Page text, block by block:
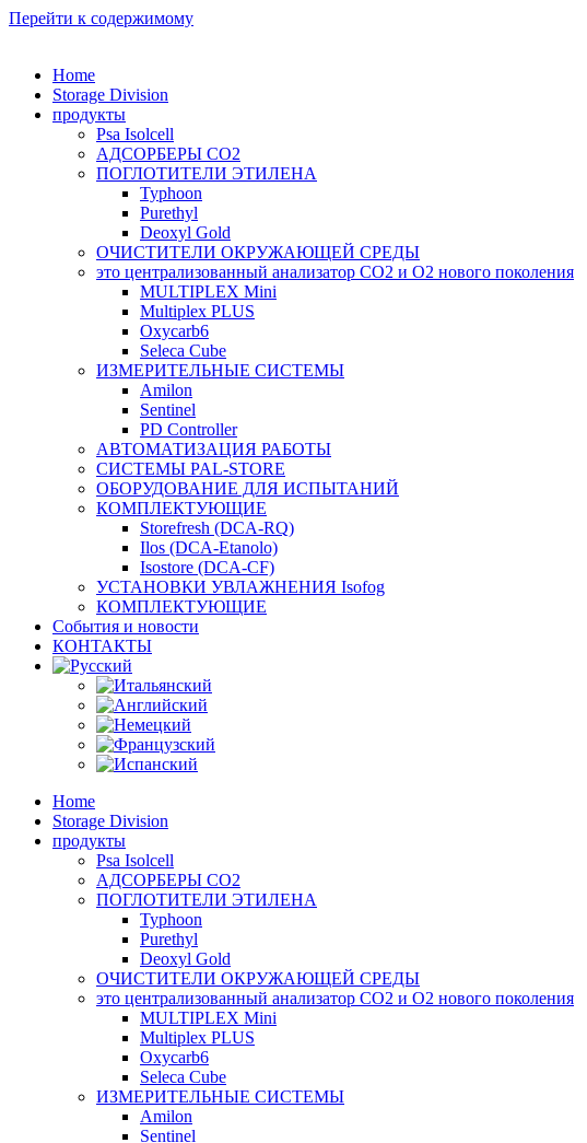
Перейти к содержимому
Home
Storage Division
продукты
Psa Isolcell
АДСОРБЕРЫ CO2
ПОГЛОТИТЕЛИ ЭТИЛЕНА
Typhoon
Purethyl
Deoxyl Gold
ОЧИСТИТЕЛИ ОКРУЖАЮЩЕЙ СРЕДЫ
это централизованный анализатор CO2 и O2 нового поколения
MULTIPLEX Mini
Multiplex PLUS
Oxycarb6
Seleca Cube
ИЗМЕРИТЕЛЬНЫЕ СИСТЕМЫ
Amilon
Sentinel
PD Controller
АВТОМАТИЗАЦИЯ РАБОТЫ
СИСТЕМЫ PAL-STORE
ОБОРУДОВАНИЕ ДЛЯ ИСПЫТАНИЙ
КОМПЛЕКТУЮЩИЕ
Storefresh (DCA-RQ)
Ilos (DCA-Etanolo)
Isostore (DCA-CF)
УСТАНОВКИ УВЛАЖНЕНИЯ Isofog
КОМПЛЕКТУЮЩИЕ
События и новости
КОНТАКТЫ
Home
Storage Division
продукты
Psa Isolcell
АДСОРБЕРЫ CO2
ПОГЛОТИТЕЛИ ЭТИЛЕНА
Typhoon
Purethyl
Deoxyl Gold
ОЧИСТИТЕЛИ ОКРУЖАЮЩЕЙ СРЕДЫ
это централизованный анализатор CO2 и O2 нового поколения
MULTIPLEX Mini
Multiplex PLUS
Oxycarb6
Seleca Cube
ИЗМЕРИТЕЛЬНЫЕ СИСТЕМЫ
Amilon
Sentinel